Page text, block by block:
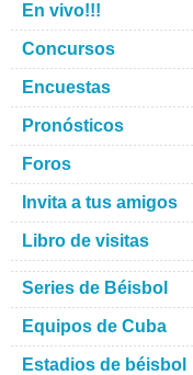
En vivo!!!
Concursos
Encuestas
Pronósticos
Foros
Invita a tus amigos
Libro de visitas
Series de Béisbol
Equipos de Cuba
Estadios de béisbol